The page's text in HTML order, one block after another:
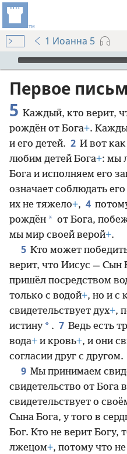
1 Иоанна 5
Audio Player
Первое
5 Каждый, кто верит,
рождён от Бога+.
и его детей. 2 И вот
любим детей Бога+: мы
Бога и исполняем его
означает соблюдать
их не тяжело+, 4
рождён * от Бога,
мы мир своей верой+.
5 Кто может
верит, что Иисус — Сын
пришёл посредством
только с водой+, но и с
свидетельствует дух+,
истину * . 7 Ведь есть
вода+ и кровь+, и они
согласии друг с другом.
9 Мы принимаем
свидетельство от Бога
свидетельствует о
Сына Бога, у того в
Бог. Кто не верит Богу,
лжецом+, потому что